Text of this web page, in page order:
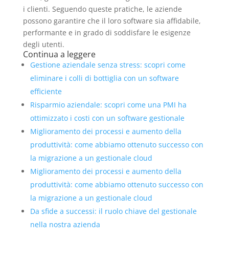
i clienti. Seguendo queste pratiche, le aziende
possono garantire che il loro software sia affidabile,
performante e in grado di soddisfare le esigenze
degli utenti.
Continua a leggere
Gestione aziendale senza stress: scopri come
eliminare i colli di bottiglia con un software
efficiente
Risparmio aziendale: scopri come una PMI ha
ottimizzato i costi con un software gestionale
Miglioramento dei processi e aumento della
produttività: come abbiamo ottenuto successo con
la migrazione a un gestionale cloud
Miglioramento dei processi e aumento della
produttività: come abbiamo ottenuto successo con
la migrazione a un gestionale cloud
Da sfide a successi: il ruolo chiave del gestionale
nella nostra azienda